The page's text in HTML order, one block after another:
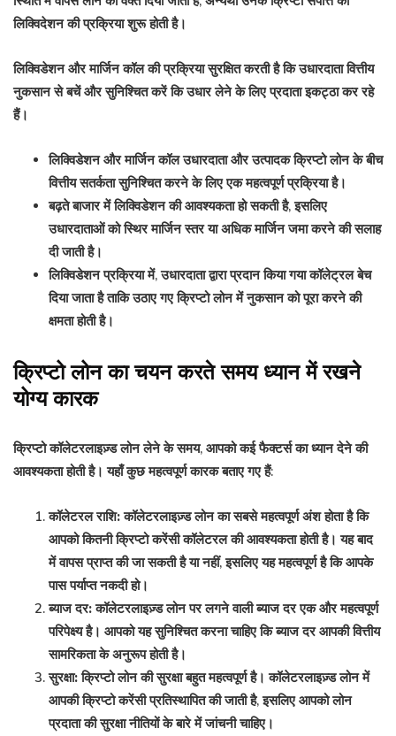
लिक्विदेशन की प्रक्रिया शुरू होती है।
लिक्विडेशन और मार्जिन कॉल की प्रक्रिया सुरक्षित करती है कि उधारदाता वित्तीय
नुकसान से बचें और सुनिश्चित करें कि उधार लेने के लिए प्रदाता इकट्ठा कर रहे
हैं।
लिक्विडेशन और मार्जिन कॉल उधारदाता और उत्पादक क्रिप्टो लोन के बीच
वित्तीय सतर्कता सुनिश्चित करने के लिए एक महत्वपूर्ण प्रक्रिया है।
बढ़ते बाजार में लिक्विडेशन की आवश्यकता हो सकती है, इसलिए
उधारदाताओं को स्थिर मार्जिन स्तर या अधिक मार्जिन जमा करने की सलाह
दी जाती है।
लिक्विडेशन प्रक्रिया में, उधारदाता द्वारा प्रदान किया गया कॉलेट्रल बेच
दिया जाता है ताकि उठाए गए क्रिप्टो लोन में नुकसान को पूरा करने की
क्षमता होती है।
क्रिप्टो लोन का चयन करते समय ध्यान में रखने
योग्य कारक
क्रिप्टो कॉलेटरलाइज़्ड लोन लेने के समय, आपको कई फैक्टर्स का ध्यान देने की
आवश्यकता होती है। यहाँ कुछ महत्वपूर्ण कारक बताए गए हैं:
कॉलेटरल राशि:कॉलेटरलाइज़्ड लोन का सबसे महत्वपूर्ण अंश होता है कि
आपको कितनी क्रिप्टो करेंसी कॉलेटरल की आवश्यकता होती है। यह बाद
में वापस प्राप्त की जा सकती है या नहीं, इसलिए यह महत्वपूर्ण है कि आपके
पास पर्याप्त नकदी हो।
ब्याज दर:कॉलेटरलाइज़्ड लोन पर लगने वाली ब्याज दर एक और महत्वपूर्ण
परिपेक्ष्य है। आपको यह सुनिश्चित करना चाहिए कि ब्याज दर आपकी वित्तीय
सामरिकता के अनुरूप होती है।
सुरक्षा:क्रिप्टो लोन की सुरक्षा बहुत महत्वपूर्ण है। कॉलेटरलाइज़्ड लोन में
आपकी क्रिप्टो करेंसी प्रतिस्थापित की जाती है, इसलिए आपको लोन
प्रदाता की सुरक्षा नीतियों के बारे में जांचनी चाहिए।